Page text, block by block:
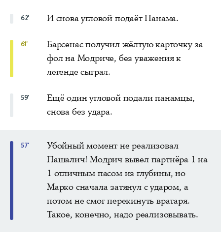
62' И снова угловой подаёт Панама.
61'
Барсенас получил жёлтую карточку за
фол на Модриче, без уважения к
легенде сыграл.
59'
Ещё один угловой подали панамцы,
снова без удара.
57'
Убойный момент не реализовал
Пашалич! Модрич вывел партнёра 1 на
1 отличным пасом из глубины, но
Марко сначала затянул с ударом, а
потом не смог перекинуть вратаря.
Такое, конечно, надо реализовывать.